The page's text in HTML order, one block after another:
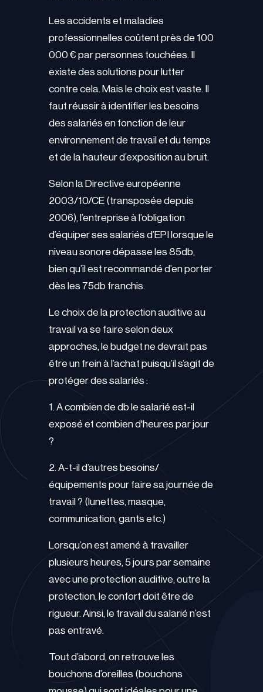
Les accidents et maladies
professionnelles coûtent près de 100
000 € par personnes touchées. Il
existe des solutions pour lutter
contre cela. Mais le choix est vaste. Il
faut réussir à identifier les besoins
des salariés en fonction de leur
environnement de travail et du temps
et de la hauteur d’exposition au bruit.
Selon la Directive européenne
2003/10/CE (transposée depuis
2006), l’entreprise à l’obligation
d’équiper ses salariés d’EPI lorsque le
niveau sonore dépasse les 85db,
bien qu’il est recommandé d’en porter
dès les 75db franchis.
Le choix de la protection auditive au
travail va se faire selon deux
approches, le budget ne devrait pas
être un frein à l’achat puisqu’il s’agit de
protéger des salariés :
1. A combien de db le salarié est-il
exposé et combien d'heures par jour
?
2. A-t-il d’autres besoins/
équipements pour faire sa journée de
travail ? (lunettes, masque,
communication, gants etc.)
Lorsqu’on est amené à travailler
plusieurs heures, 5 jours par semaine
avec une protection auditive, outre la
protection, le confort doit être de
rigueur. Ainsi, le travail du salarié n’est
pas entravé.
Tout d’abord, on retrouve les
bouchons d’oreilles (bouchons